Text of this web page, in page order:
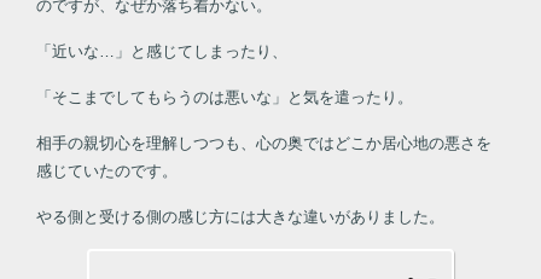
のですが、なぜか落ち着かない。
「近いな…」と感じてしまったり、
「そこまでしてもらうのは悪いな」と気を遣ったり。
相手の親切心を理解しつつも、心の奥ではどこか居心地の悪さを
感じていたのです。
やる側と受ける側の感じ方には大きな違いがありました。